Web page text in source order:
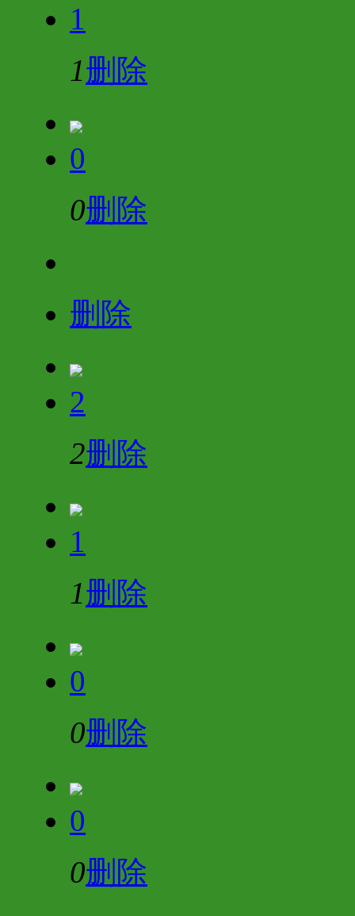
1
1删除
0
0删除
删除
2
2删除
1
1删除
0
0删除
0
0删除